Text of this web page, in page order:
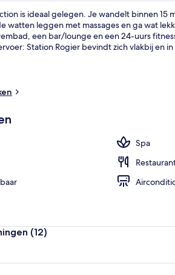
is ideaal gelegen. Je wandelt binnen 15
watten leggen met massages en ga wat
een bar/lounge en een 24-uurs
Station Rogier bevindt zich vlakbij en
Spa
(12)